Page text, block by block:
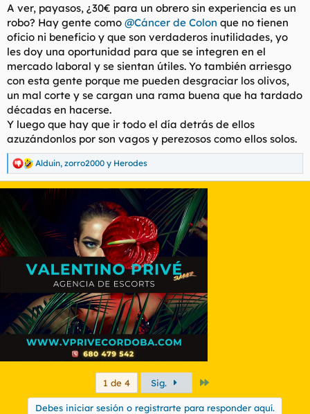
:
A ver, payasos, ¿30€ para un obrero sin experiencia es un
robo? Hay gente como @Cáncer de Colon que no tienen
oficio ni beneficio y que son verdaderos inutilidades, yo
les doy una oportunidad para que se integren en el
mercado laboral y se sientan útiles. Yo también arriesgo
con esta gente porque me pueden desgraciar los olivos,
un mal corte y se cargan una rama buena que ha tardado
décadas en hacerse.
Y luego que hay que ir todo el día detrás de ellos
azuzándonlos por son vagos y perezosos como ellos solos.
R
e
a
o
n
e
Alduin, zorro2000 y Herodes
1 de 4 Sig.
Debes iniciar sesión o registrarte para responder aquí.